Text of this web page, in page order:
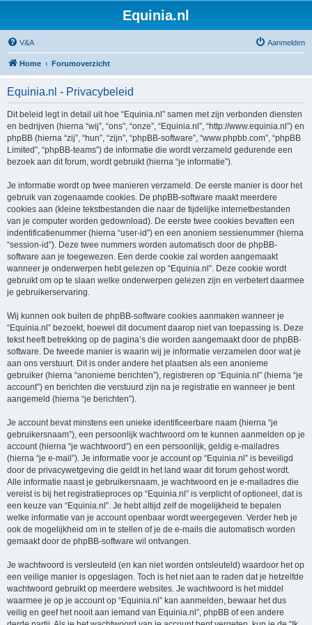
Equinia.nl
V&A Aanmelden
Home Forumoverzicht
Equinia.nl - Privacybeleid
Dit beleid legt in detail uit hoe “Equinia.nl” samen met zijn verbonden diensten
en bedrijven (hierna “wij”, “ons”, “onze”, “Equinia.nl”, “http://www.equinia.nl”) en
phpBB (hierna “zij”, “hun”, “zijn”, “phpBB-software”, “www.phpbb.com”, “phpBB
Limited”, “phpBB-teams”) de informatie die wordt verzameld gedurende een
bezoek aan dit forum, wordt gebruikt (hierna “je informatie”).
Je informatie wordt op twee manieren verzameld. De eerste manier is door het
gebruik van zogenaamde cookies. De phpBB-software maakt meerdere
cookies aan (kleine tekstbestanden die naar de tijdelijke internetbestanden
van je computer worden gedownload). De eerste twee cookies bevatten een
indentificatienummer (hierna “user-id”) en een anoniem sessienummer (hierna
“session-id”). Deze twee nummers worden automatisch door de phpBB-
software aan je toegewezen. Een derde cookie zal worden aangemaakt
wanneer je onderwerpen hebt gelezen op “Equinia.nl”. Deze cookie wordt
gebruikt om op te slaan welke onderwerpen gelezen zijn en verbetert daarmee
je gebruikerservaring.
Wij kunnen ook buiten de phpBB-software cookies aanmaken wanneer je
“Equinia.nl” bezoekt, hoewel dit document daarop niet van toepassing is. Deze
tekst heeft betrekking op de pagina’s die worden aangemaakt door de phpBB-
software. De tweede manier is waarin wij je informatie verzamelen door wat je
aan ons verstuurt. Dit is onder andere het plaatsen als een anonieme
gebruiker (hierna “anonieme berichten”), registreren op “Equinia.nl” (hierna “je
account”) en berichten die verstuurd zijn na je registratie en wanneer je bent
aangemeld (hierna “je berichten”).
Je account bevat minstens een unieke identificeerbare naam (hierna “je
gebruikersnaam”), een persoonlijk wachtwoord om te kunnen aanmelden op je
account (hierna “je wachtwoord”) en een persoonlijk, geldig e-mailadres
(hierna “je e-mail”). Je informatie voor je account op “Equinia.nl” is beveiligd
door de privacywetgeving die geldt in het land waar dit forum gehost wordt.
Alle informatie naast je gebruikersnaam, je wachtwoord en je e-mailadres die
vereist is bij het registratieproces op “Equinia.nl” is verplicht of optioneel, dat is
een keuze van “Equinia.nl”. Je hebt altijd zelf de mogelijkheid te bepalen
welke informatie van je account openbaar wordt weergegeven. Verder heb je
ook de mogelijkheid om in te stellen of je de e-mails die automatisch worden
gemaakt door de phpBB-software wil ontvangen.
Je wachtwoord is versleuteld (en kan niet worden ontsleuteld) waardoor het op
een veilige manier is opgeslagen. Toch is het niet aan te raden dat je hetzelfde
wachtwoord gebruikt op meerdere websites. Je wachtwoord is het middel
waarmee je op je account op “Equinia.nl” kan aanmelden, bewaar het dus
veilig en geef het nooit aan iemand van Equinia.nl”, phpBB of een andere